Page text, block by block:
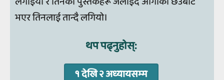
भएर तिनलाई तान्दै लगियो।
थप पढ्‍नुहोस्‌:
१ देखि २ अध्‍यायसम्‍म